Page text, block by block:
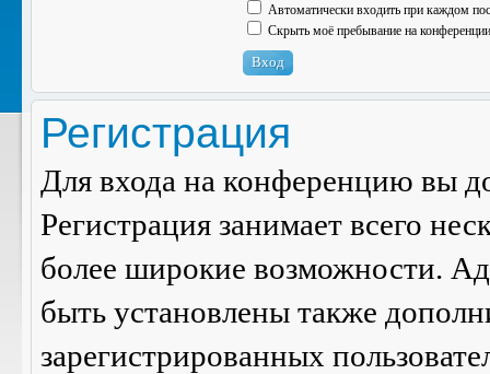
Автоматически входить при каждом
Скрыть моё пребывание на
Регистрация
Для входа на конференцию вы
Регистрация занимает всего
более широкие возможности.
быть установлены также
зарегистрированных